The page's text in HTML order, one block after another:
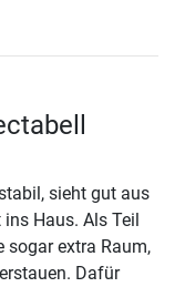
sieht gut aus
Haus. Als Teil
sogar extra Raum,
Dafür